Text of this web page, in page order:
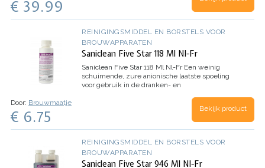
€ 39.99
REINIGINGSMIDDEL EN BORSTELS VOOR
BROUWAPPARATEN
Saniclean Five Star 118 Ml Nl-Fr
Saniclean Five Star 118 Ml Nl-Fr Een weinig
schuimende, zure anionische laatste spoeling
voor gebruik in de dranken- en
apparatuur brandschoon en vermijdt de opbouw
Door: Brouwmaatje
€ 6.75 Bekijk product
REINIGINGSMIDDEL EN BORSTELS VOOR
BROUWAPPARATEN
Saniclean Five Star 946 Ml Nl-Fr